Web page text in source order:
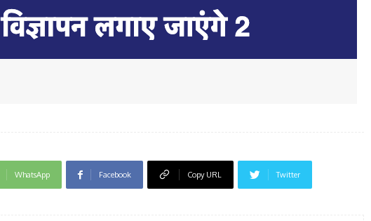
WhatsApp Facebook Copy URL Twitter